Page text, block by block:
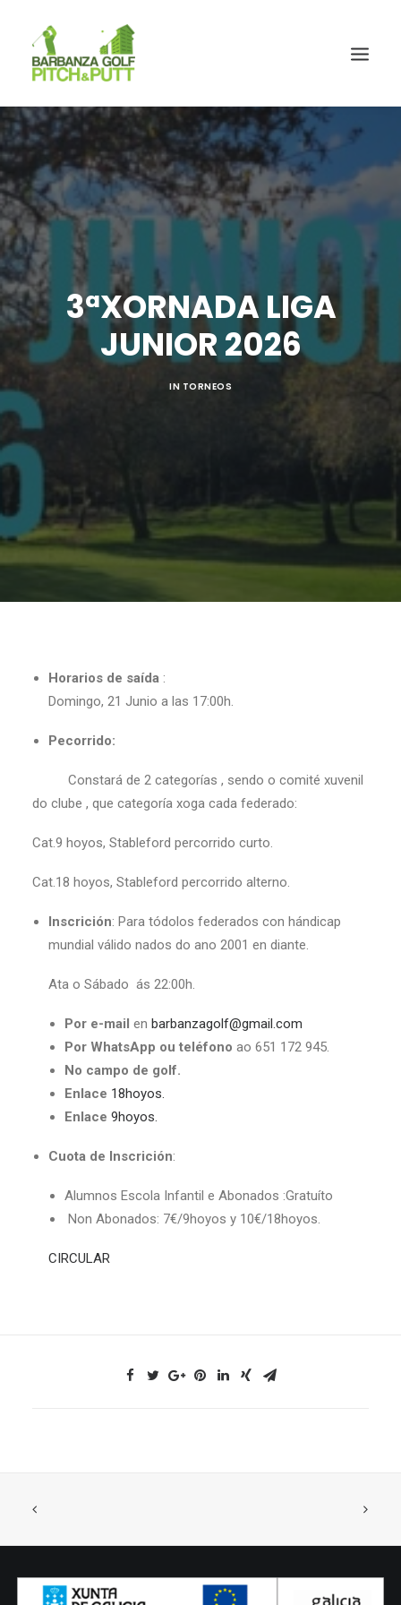
3ªXORNADA LIGA
JUNIOR 2026
IN TORNEOS
Horarios de saída :
Domingo, 21 Junio a las 17:00h.
Pecorrido:
Constará de 2 categorías , sendo o comité xuvenil
do clube , que categoría xoga cada federado:
Cat.9 hoyos, Stableford percorrido curto.
Cat.18 hoyos, Stableford percorrido alterno.
Inscrición: Para tódolos federados con hándicap
mundial válido nados do ano 2001 en diante.
Ata o Sábado ás 22:00h.
Por e-mail en barbanzagolf@gmail.com
Por WhatsApp ou teléfono ao 651 172 945.
No campo de golf.
Enlace 18hoyos.
Enlace 9hoyos.
Cuota de Inscrición:
Alumnos Escola Infantil e Abonados :Gratuíto
Non Abonados: 7€/9hoyos y 10€/18hoyos.
CIRCULAR